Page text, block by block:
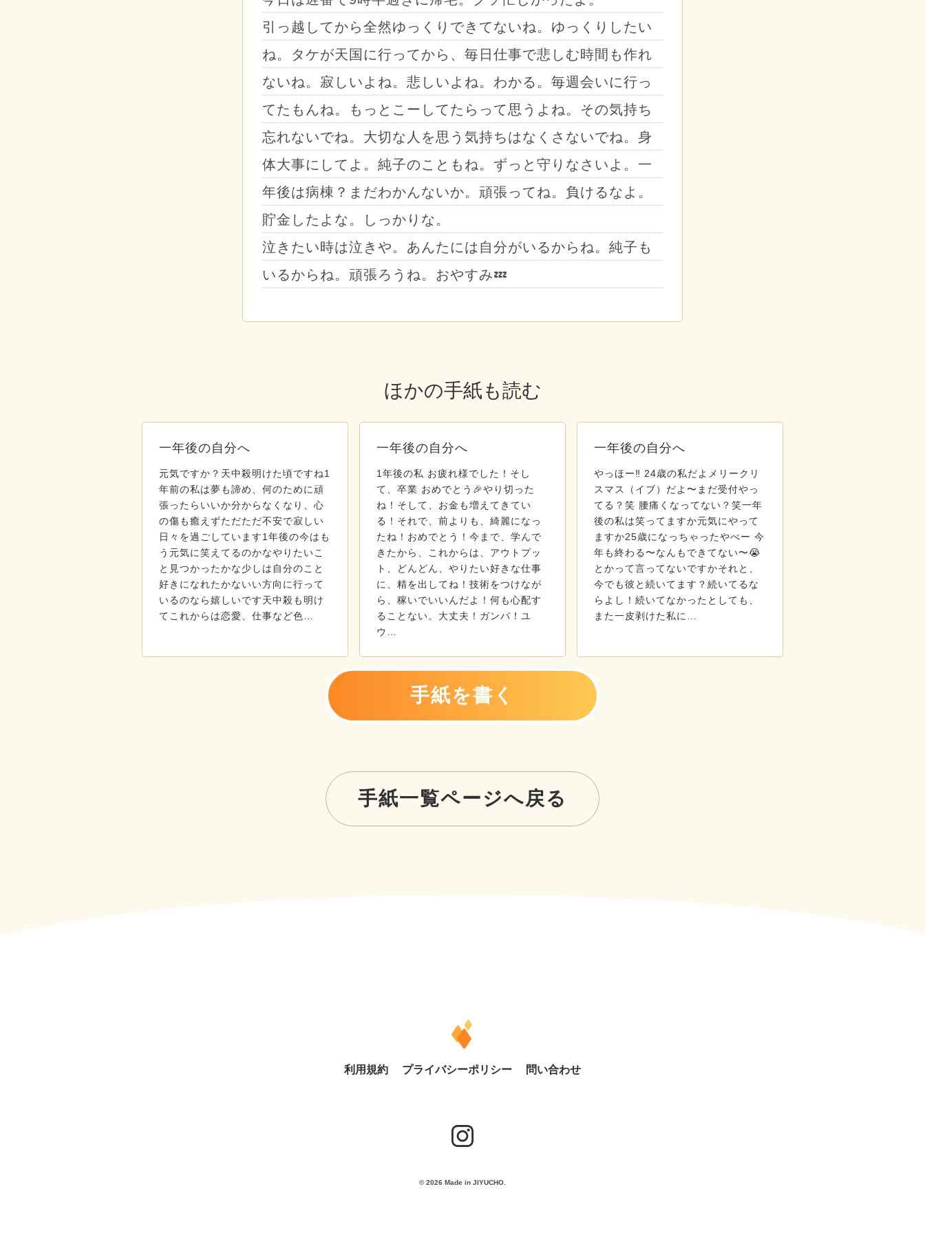
引っ越してから全然ゆっくりできてないね。ゆっくりしたい
ね。タケが天国に行ってから、毎日仕事で悲しむ時間も作れ
ないね。寂しいよね。悲しいよね。わかる。毎週会いに行っ
てたもんね。もっとこーしてたらって思うよね。その気持ち
忘れないでね。大切な人を思う気持ちはなくさないでね。身
体大事にしてよ。純子のこともね。ずっと守りなさいよ。一
年後は病棟？まだわかんないか。頑張ってね。負けるなよ。
貯金したよな。しっかりな。
泣きたい時は泣きや。あんたには自分がいるからね。純子も
いるからね。頑張ろうね。おやすみ💤
ほかの手紙も読む
一年後の自分へ
元気ですか？天中殺明けた頃ですね1
年前の私は夢も諦め、何のために頑
張ったらいいか分からなくなり、心
の傷も癒えずただただ不安で寂しい
日々を過ごしています1年後の今はも
う元気に笑えてるのかなやりたいこ
と見つかったかな少しは自分のこと
好きになれたかないい方向に行って
いるのなら嬉しいです天中殺も明け
てこれからは恋愛、仕事など色…
一年後の自分へ
1年後の私 お疲れ様でした！そし
て、卒業 おめでとう🎉やり切った
ね！そして、お金も増えてきてい
る！それで、前よりも、綺麗になっ
たね！おめでとう！今まで、学んで
きたから、これからは、アウトプッ
ト、どんどん、やりたい好きな仕事
に、精を出してね！技術をつけなが
ら、稼いでいいんだよ！何も心配す
ることない。大丈夫！ガンバ！ユ
ウ…
一年後の自分へ
やっほー‼️ 24歳の私だよメリークリ
スマス（イブ）だよ〜まだ受付やっ
てる？笑 腰痛くなってない？笑一年
後の私は笑ってますか元気にやって
ますか25歳になっちゃったやべー 今
年も終わる〜なんもできてない〜😭
とかって言ってないですかそれと、
今でも彼と続いてます？続いてるな
らよし！続いてなかったとしても、
また一皮剥けた私に…
手紙を書く
手紙一覧ページへ戻る
利用規約 プライバシーポリシー 問い合わせ
© 2026 Made in JIYUCHO.